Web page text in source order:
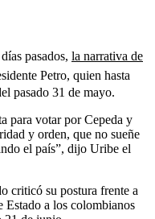
pasados, la narrativa de
Petro, quien hasta
pasado 31 de mayo.
para votar por Cepeda y
y orden, que no sueñe
el país”, dijo Uribe el
criticó su postura frente a
Estado a los colombianos